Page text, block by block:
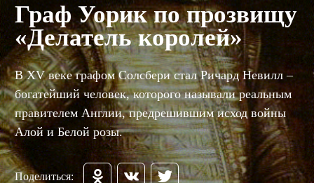
Граф Уорик по прозвищу
«Делатель королей»
В XV веке графом Солсбери стал Ричард Невилл –
богатейший человек, которого называли реальным
правителем Англии, предрешившим исход войны
Алой и Белой розы.
Поделиться: